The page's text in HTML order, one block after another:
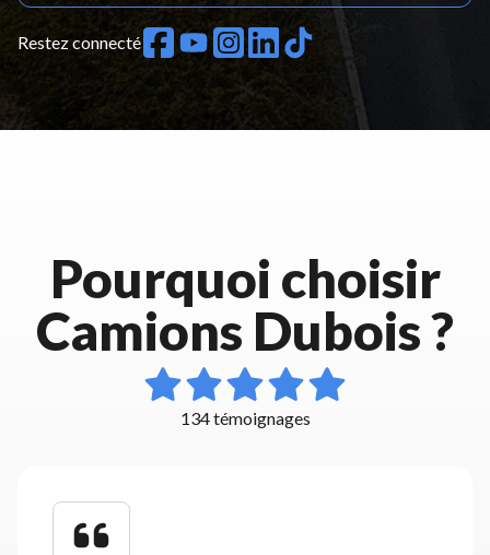
Restez connecté
Pourquoi choisir
Camions Dubois ?
134 témoignages